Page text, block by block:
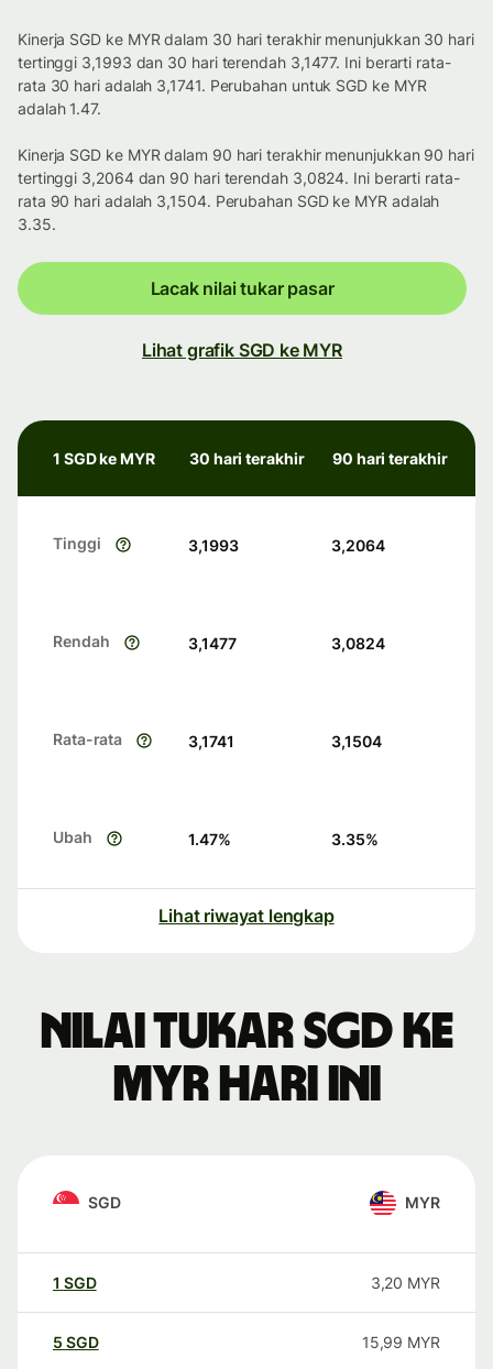
Kinerja SGD ke MYR dalam 30 hari terakhir menunjukkan 30 hari
tertinggi 3,1993 dan 30 hari terendah 3,1477. Ini berarti rata-
rata 30 hari adalah 3,1741. Perubahan untuk SGD ke MYR
adalah 1.47.
Kinerja SGD ke MYR dalam 90 hari terakhir menunjukkan 90 hari
tertinggi 3,2064 dan 90 hari terendah 3,0824. Ini berarti rata-
rata 90 hari adalah 3,1504. Perubahan SGD ke MYR adalah
3.35.
Lacak nilai tukar pasar
Lihat grafik SGD ke MYR
1 SGD ke MYR 30 hari terakhir 90 hari terakhir
Tinggi 3,1993 3,2064
Rendah 3,1477 3,0824
Rata-rata 3,1741 3,1504
Ubah 1.47% 3.35%
Lihat riwayat lengkap
Nilai tukar SGD ke
MYR hari ini
SGD MYR
1 SGD 3,20 MYR
5 SGD 15,99 MYR